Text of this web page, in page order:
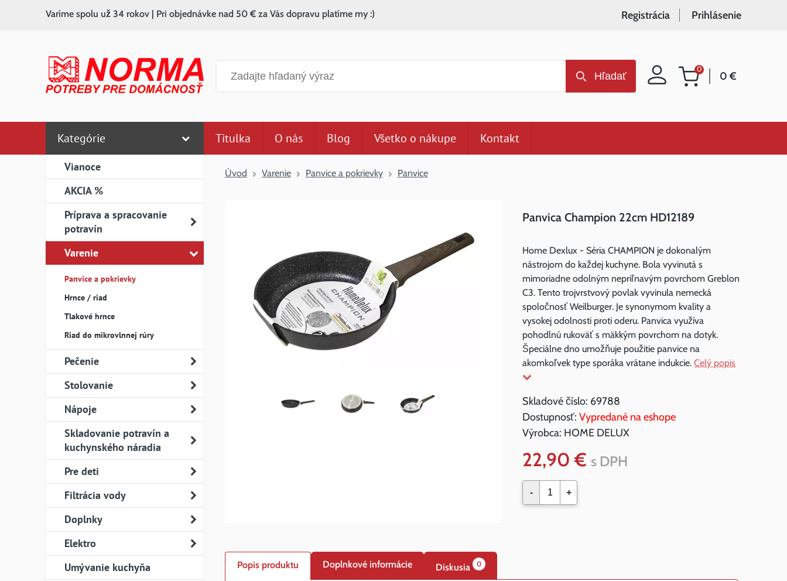
Nákupný
0
0 €
Hľadať
Varíme spolu už 34 rokov | Pri objednávke nad 50 € za Vás dopravu platíme my :) Registrácia Prihlásenie
Kategórie
Vianoce
AKCIA %
Príprava a spracovanie
potravín
Varenie
Panvice a pokrievky
Hrnce / riad
Tlakové hrnce
Riad do mikrovlnnej rúry
Pečenie
Stolovanie
Nápoje
Skladovanie potravín a
kuchynského náradia
Pre deti
Filtrácia vody
Doplnky
Elektro
Umývanie kuchyňa
Titulka O nás Blog Všetko o nákupe Kontakt
Úvod Varenie Panvice a pokrievky Panvice
Panvica Champion 22cm HD12189
Home Dexlux - Séria CHAMPION je dokonalým
nástrojom do každej kuchyne. Bola vyvinutá s
mimoriadne odolným nepriľnavým povrchom Greblon
C3. Tento trojvrstvový povlak vyvinula nemecká
spoločnosť Weilburger. Je synonymom kvality a
vysokej odolnosti proti oderu. Panvica využíva
pohodlnú rukoväť s mäkkým povrchom na dotyk.
Špeciálne dno umožňuje použitie panvice na
akomkoľvek type sporáka vrátane indukcie. Celý popis
Skladové číslo: 69788
Dostupnosť:Vypredané na eshope
Výrobca: HOME DELUX
22,90 € s DPH
- +
Popis produktu Doplnkové informácie Diskusia 0